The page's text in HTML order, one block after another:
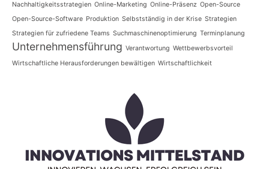
Nachhaltigkeitsstrategien Online-Marketing Online-Präsenz Open-Source
Open-Source-Software Produktion Selbstständig in der Krise Strategien
Strategien für zufriedene Teams Suchmaschinenoptimierung Terminplanung
Unternehmensführung Verantwortung Wettbewerbsvorteil
Wirtschaftliche Herausforderungen bewältigen Wirtschaftlichkeit